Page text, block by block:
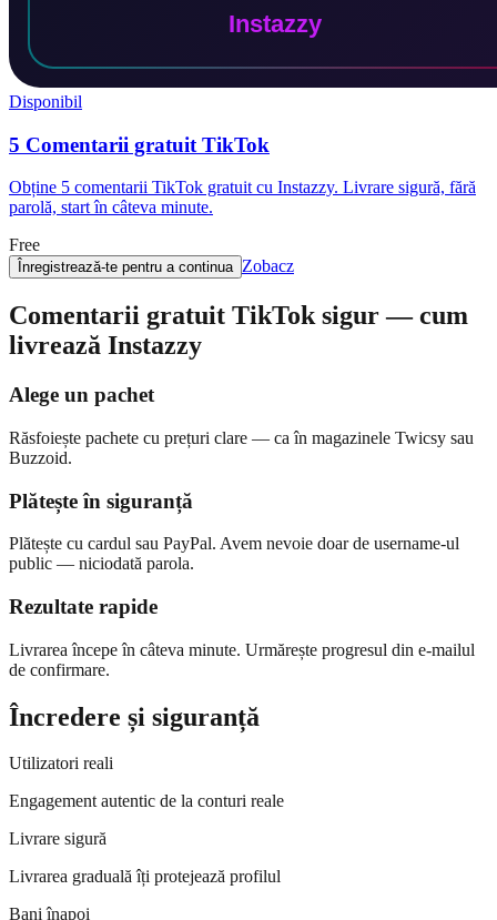
Disponibil
5 Comentarii gratuit TikTok
Obține 5 comentarii TikTok gratuit cu Instazzy. Livrare sigură, fără
parolă, start în câteva minute.
Free
Înregistrează-te pentru a continua Zobacz
Comentarii gratuit TikTok sigur — cum
livrează Instazzy
Alege un pachet
Răsfoiește pachete cu prețuri clare — ca în magazinele Twicsy sau
Buzzoid.
Plătește în siguranță
Plătește cu cardul sau PayPal. Avem nevoie doar de username-ul
public — niciodată parola.
Rezultate rapide
Livrarea începe în câteva minute. Urmărește progresul din e-mailul
de confirmare.
Încredere și siguranță
Utilizatori reali
Engagement autentic de la conturi reale
Livrare sigură
Livrarea graduală îți protejează profilul
Bani înapoi